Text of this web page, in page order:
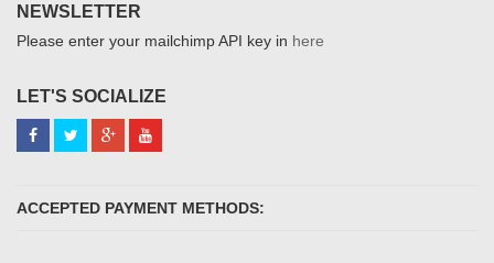
NEWSLETTER
Please enter your mailchimp API key in here
LET'S SOCIALIZE
ACCEPTED PAYMENT METHODS: